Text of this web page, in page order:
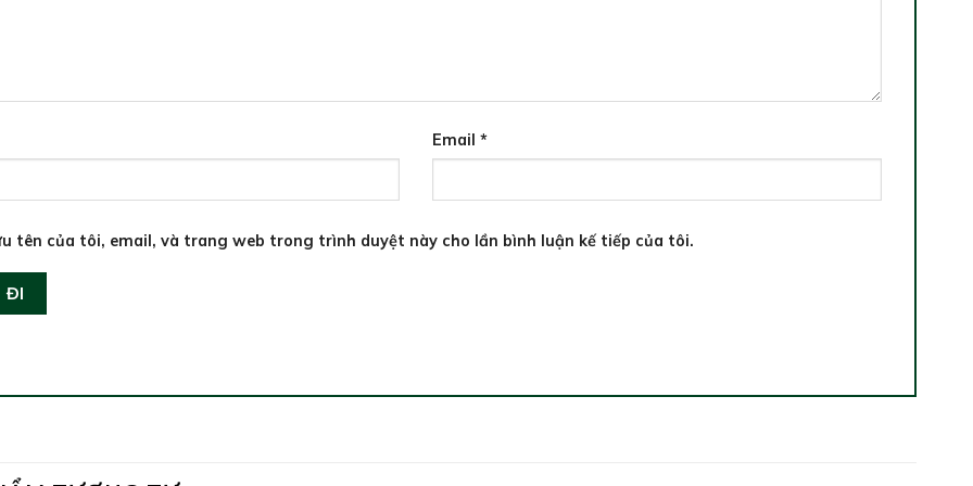
Email *
tên của tôi, email, và trang web trong trình duyệt này cho lần bình luận kế tiếp của tôi.